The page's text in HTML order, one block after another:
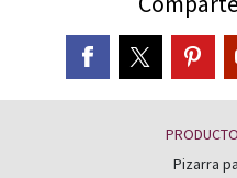
Pizarra